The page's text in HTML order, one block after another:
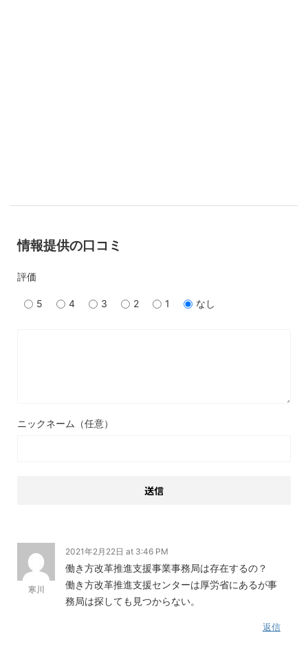
情報提供の口コミ
評価
5 4 3 2 1 なし
ニックネーム（任意）
寒川
2021年2月22日 at 3:46 PM
働き方改革推進支援事業事務局は存在するの？
働き方改革推進支援センターは厚労省にあるが事
務局は探しても見つからない。
返信